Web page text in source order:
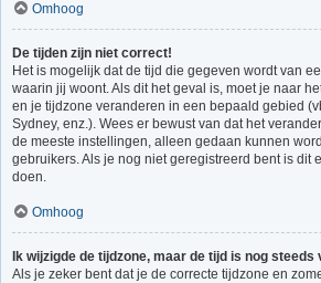
Omhoog
De tijden zijn niet correct!
Het is mogelijk dat de tijd die gegeven wordt van
waarin jij woont. Als dit het geval is, moet je naar
en je tijdzone veranderen in een bepaald gebied
Sydney, enz.). Wees er bewust van dat het
de meeste instellingen, alleen gedaan kunnen
gebruikers. Als je nog niet geregistreerd bent is dit
doen.
Omhoog
Ik wijzigde de tijdzone, maar de tijd is nog steeds
Als je zeker bent dat je de correcte tijdzone en